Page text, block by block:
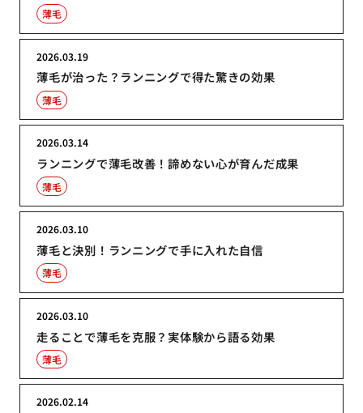
薄毛
薄毛が治った？ランニングで得た驚きの効果
2026.03.19
薄毛
ランニングで薄毛改善！諦めない心が育んだ成果
2026.03.14
薄毛
薄毛と決別！ランニングで手に入れた自信
2026.03.10
薄毛
走ることで薄毛を克服？実体験から語る効果
2026.03.10
薄毛
2026.02.14